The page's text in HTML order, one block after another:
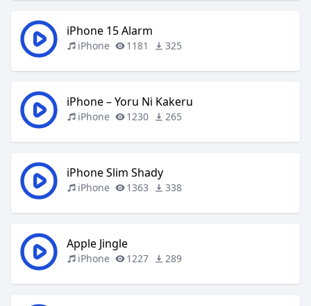
iPhone 15 Alarm
iPhone 1181 325
iPhone – Yoru Ni Kakeru
iPhone 1230 265
iPhone Slim Shady
iPhone 1363 338
Apple Jingle
iPhone 1227 289